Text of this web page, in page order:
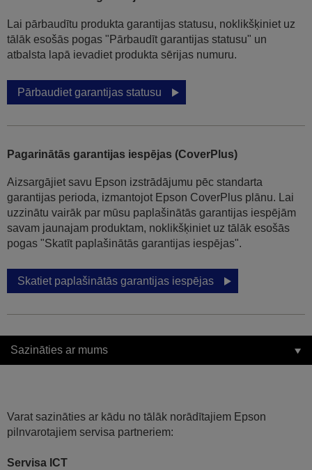
Lai pārbaudītu produkta garantijas statusu, noklikšķiniet uz
tālāk esošās pogas "Pārbaudīt garantijas statusu" un
atbalsta lapā ievadiet produkta sērijas numuru.
Pārbaudiet garantijas statusu
Pagarinātās garantijas iespējas (CoverPlus)
Aizsargājiet savu Epson izstrādājumu pēc standarta
garantijas perioda, izmantojot Epson CoverPlus plānu. Lai
uzzinātu vairāk par mūsu paplašinātās garantijas iespējām
savam jaunajam produktam, noklikšķiniet uz tālāk esošās
pogas "Skatīt paplašinātās garantijas iespējas".
Skatiet paplašinātās garantijas iespējas
Sazināties ar mums
Varat sazināties ar kādu no tālāk norādītajiem Epson
pilnvarotajiem servisa partneriem:
Servisa ICT